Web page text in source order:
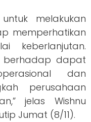
melakukan
memperhatikan
keberlanjutan.
berhadap dapat
dan
perusahaan
jelas Wishnu
Jumat (8/11).